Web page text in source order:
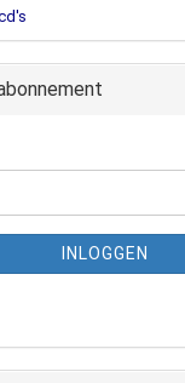
INLOGGEN